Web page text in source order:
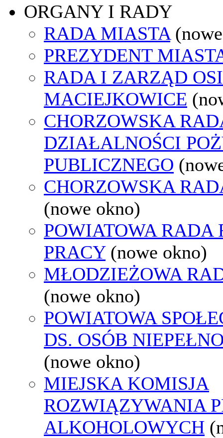
ORGANY I RADY
RADA MIASTA
PREZYDENT
RADA I ZARZĄD
MACIEJKOWICE
CHORZOWSKA
DZIAŁALNOŚCI
PUBLICZNEGO
CHORZOWSKA
(nowe okno)
POWIATOWA RADA
PRACY (nowe okno)
MŁODZIEŻOWA
(nowe okno)
POWIATOWA
DS. OSÓB
(nowe okno)
MIEJSKA KOMISJA
ROZWIĄZYWANIA
ALKOHOLOWYCH